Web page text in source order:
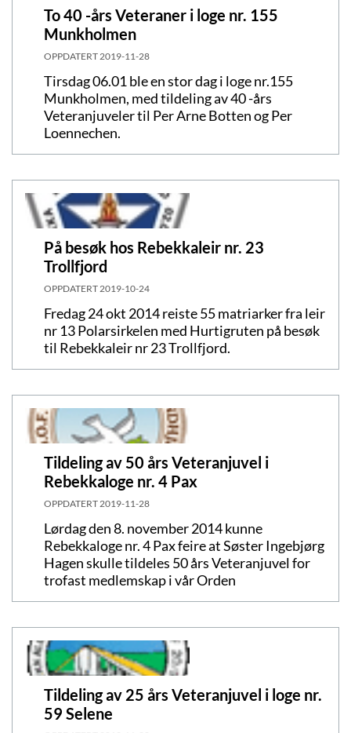
To 40 -års Veteraner i loge nr. 155
Munkholmen
OPPDATERT 2019-11-28
Tirsdag 06.01 ble en stor dag i loge nr.155
Munkholmen, med tildeling av 40 -års
Veteranjuveler til Per Arne Botten og Per
Loennechen.
På besøk hos Rebekkaleir nr. 23
Trollfjord
OPPDATERT 2019-10-24
Fredag 24 okt 2014 reiste 55 matriarker fra leir
nr 13 Polarsirkelen med Hurtigruten på besøk
til Rebekkaleir nr 23 Trollfjord.
Tildeling av 50 års Veteranjuvel i
Rebekkaloge nr. 4 Pax
OPPDATERT 2019-11-28
Lørdag den 8. november 2014 kunne
Rebekkaloge nr. 4 Pax feire at Søster Ingebjørg
Hagen skulle tildeles 50 års Veteranjuvel for
trofast medlemskap i vår Orden
Tildeling av 25 års Veteranjuvel i loge nr.
59 Selene